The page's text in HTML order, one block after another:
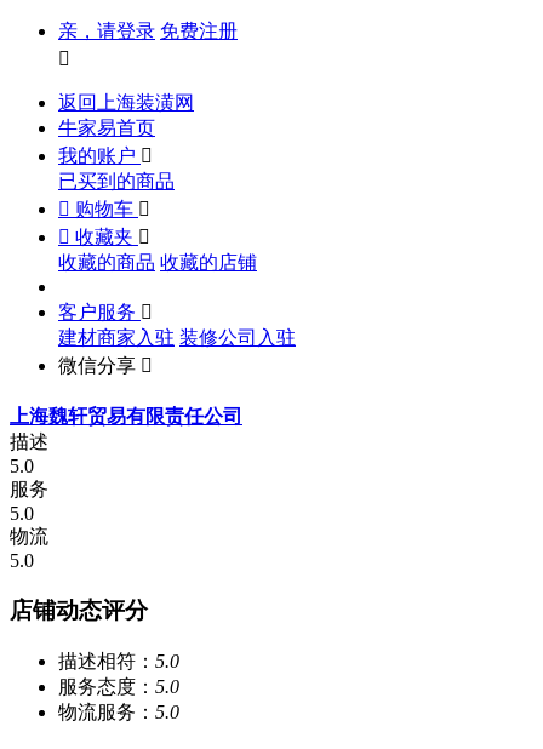
亲，请登录 免费注册

返回上海装潢网
牛家易首页
我的账户 
已买到的商品
 购物车 
 收藏夹 
收藏的商品 收藏的店铺
客户服务 
建材商家入驻 装修公司入驻
微信分享 
上海魏轩贸易有限责任公司
描述
5.0
服务
5.0
物流
5.0
店铺动态评分
描述相符： 5.0
服务态度： 5.0
物流服务： 5.0